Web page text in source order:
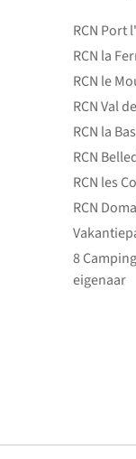
RCN Port
RCN la
RCN le
RCN Val
RCN la
RCN
RCN les
RCN
8
eigenaar